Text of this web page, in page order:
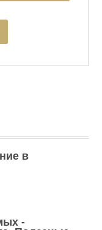
в
-